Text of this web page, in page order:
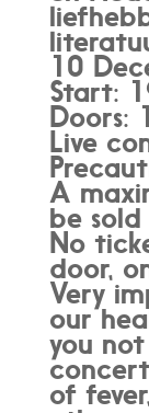
10
Start:
Doors:
Live
A
be
No
door,
Very
our
you
of